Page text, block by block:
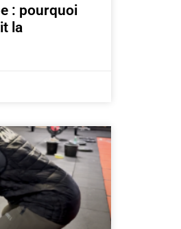
: pourquoi
la